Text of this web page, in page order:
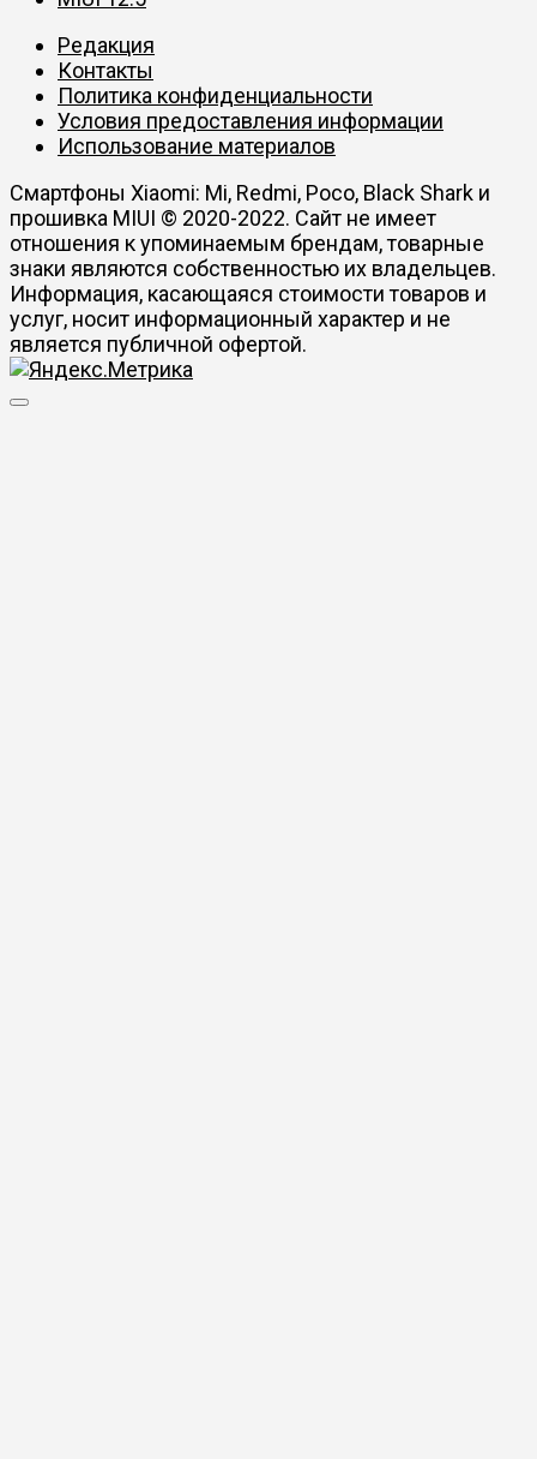
Редакция
Контакты
Политика конфиденциальности
Условия предоставления информации
Использование материалов
Смартфоны Xiaomi: Mi, Redmi, Poco, Black Shark и
прошивка MIUI © 2020-2022. Сайт не имеет
отношения к упоминаемым брендам, товарные
знаки являются собственностью их владельцев.
Информация, касающаяся стоимости товаров и
услуг, носит информационный характер и не
является публичной офертой.